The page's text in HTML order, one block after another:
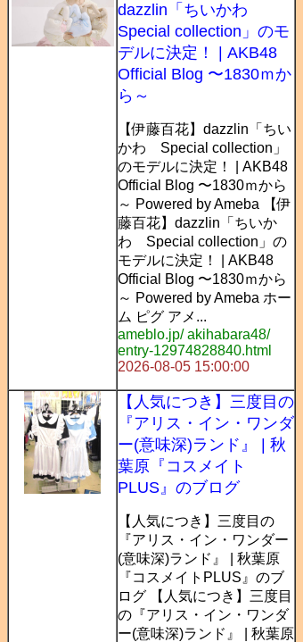
dazzlin「ちいかわ
Special collection」のモ
デルに決定！ | AKB48
Official Blog 〜1830ｍか
ら～
【伊藤百花】dazzlin「ちい
かわ Special collection」
のモデルに決定！ | AKB48
Official Blog 〜1830ｍから
～ Powered by Ameba 【伊
藤百花】dazzlin「ちいか
わ Special collection」の
モデルに決定！ | AKB48
Official Blog 〜1830ｍから
～ Powered by Ameba ホー
ム ピグ アメ...
ameblo.jp/ akihabara48/
entry-12974828840.html
2026-08-05 15:00:00
【人気につき】三度目の
『アリス・イン・ワンダ
ー(意味深)ランド』 | 秋
葉原『コスメイト
PLUS』のブログ
【人気につき】三度目の
『アリス・イン・ワンダー
(意味深)ランド』 | 秋葉原
『コスメイトPLUS』のブ
ログ 【人気につき】三度目
の『アリス・イン・ワンダ
ー(意味深)ランド』 | 秋葉原